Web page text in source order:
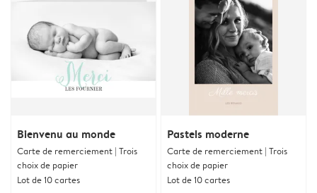
Bienvenu au monde
Carte de remerciement | Trois
choix de papier
Lot de 10 cartes
Pastels moderne
Carte de remerciement | Trois
choix de papier
Lot de 10 cartes